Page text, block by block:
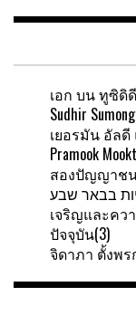
เอก บนทูซิดิ
Sudhir
เยอรมัน อัลดี
Pramook
สองปัญญาช
เจริญและคว
ปัจจุบัน(3)
จิดาภา ตั้งพร